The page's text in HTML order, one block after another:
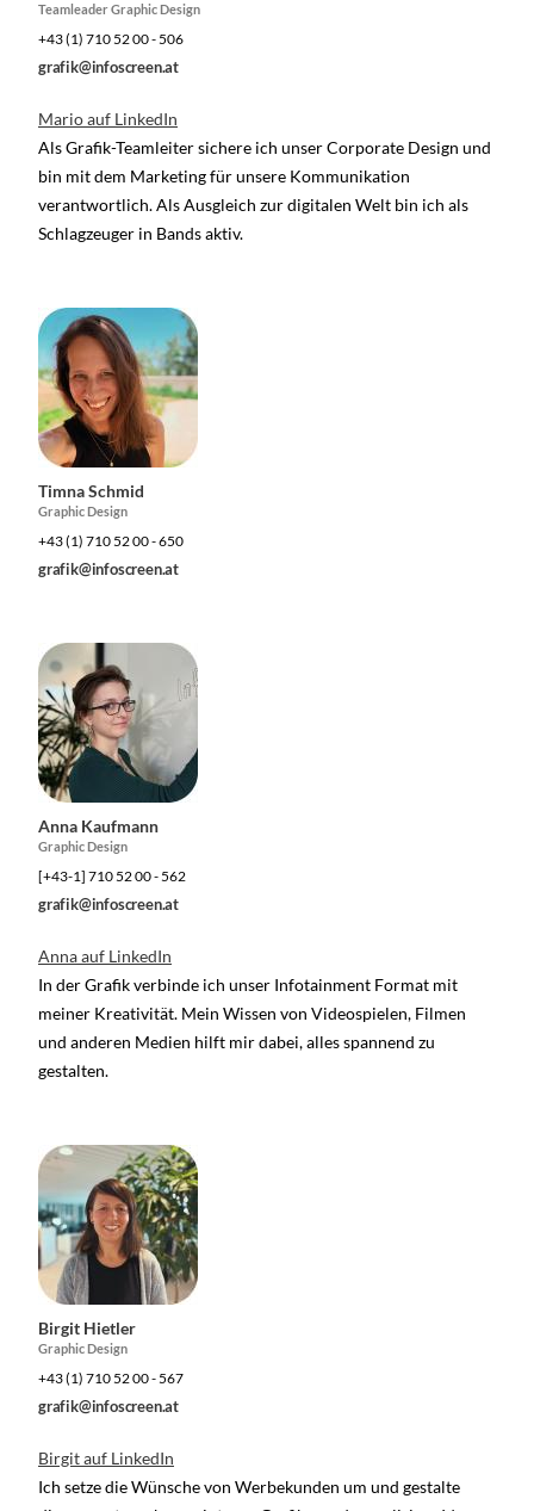
Teamleader Graphic Design
+43 (1) 710 52 00 - 506
grafik@infoscreen.at
Mario auf LinkedIn
Als Grafik-Teamleiter sichere ich unser Corporate Design und
bin mit dem Marketing für unsere Kommunikation
verantwortlich. Als Ausgleich zur digitalen Welt bin ich als
Schlagzeuger in Bands aktiv.
Timna Schmid
Graphic Design
+43 (1) 710 52 00 - 650
grafik@infoscreen.at
Anna Kaufmann
Graphic Design
[+43-1] 710 52 00 - 562
grafik@infoscreen.at
Anna auf LinkedIn
In der Grafik verbinde ich unser Infotainment Format mit
meiner Kreativität. Mein Wissen von Videospielen, Filmen
und anderen Medien hilft mir dabei, alles spannend zu
gestalten.
Birgit Hietler
Graphic Design
+43 (1) 710 52 00 - 567
grafik@infoscreen.at
Birgit auf LinkedIn
Ich setze die Wünsche von Werbekunden um und gestalte